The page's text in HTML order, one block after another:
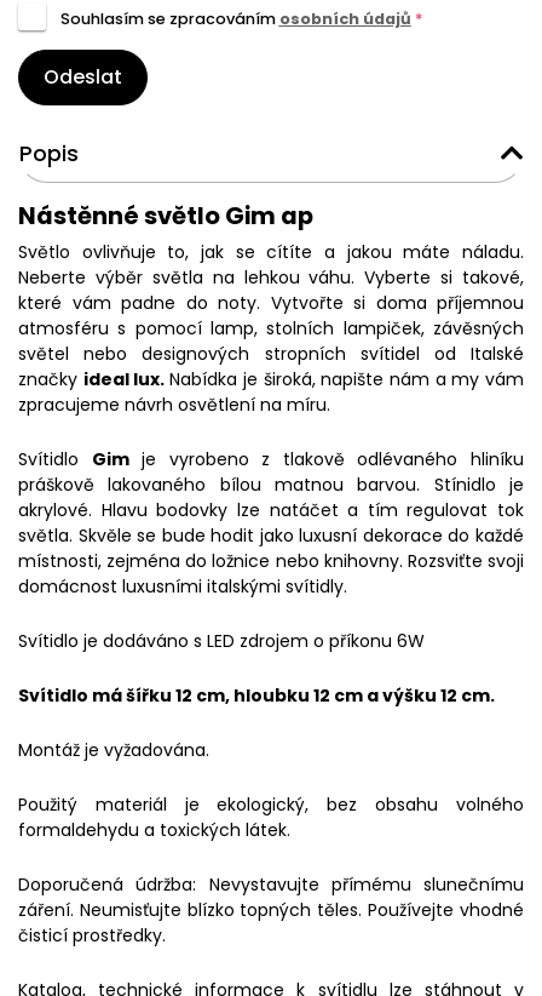
Souhlasím se zpracováním osobních údajů *
Odeslat
Popis
Nástěnné světlo Gim ap
Světlo ovlivňuje to, jak se cítíte a jakou máte náladu.
Neberte výběr světla na lehkou váhu. Vyberte si takové,
které vám padne do noty. Vytvořte si doma příjemnou
atmosféru s pomocí lamp, stolních lampiček, závěsných
světel nebo designových stropních svítidel od Italské
značky ideal lux.Nabídka je široká, napište nám a my vám
zpracujeme návrh osvětlení na míru.
Svítidlo Gimje vyrobeno z tlakově odlévaného hliníku
práškově lakovaného bílou matnou barvou. Stínidlo je
akrylové. Hlavu bodovky lze natáčet a tím regulovat tok
světla. Skvěle se bude hodit jako luxusní dekorace do každé
místnosti, zejména do ložnice nebo knihovny. Rozsviťte svoji
domácnost luxusními italskými svítidly.
Svítidlo je dodáváno s LED zdrojem o příkonu 6W
Svítidlo má šířku 12 cm, hloubku 12 cm a výšku 12 cm.
Montáž je vyžadována.
Použitý materiál je ekologický, bez obsahu volného
formaldehydu a toxických látek.
Doporučená údržba: Nevystavujte přímému slunečnímu
záření. Neumisťujte blízko topných těles. Používejte vhodné
čisticí prostředky.
Katalog, technické informace k svítidlu lze stáhnout v